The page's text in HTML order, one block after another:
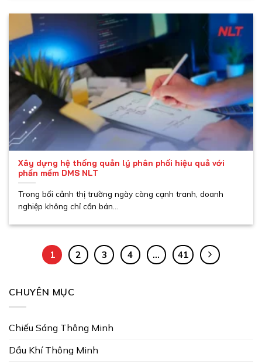
Xây dựng hệ thống quản lý phân phối hiệu quả với
phần mềm DMS NLT
Trong bối cảnh thị trường ngày càng cạnh tranh, doanh
nghiệp không chỉ cần bán...
1 2 3 4 … 41
CHUYÊN MỤC
Chiếu Sáng Thông Minh
Dầu Khí Thông Minh